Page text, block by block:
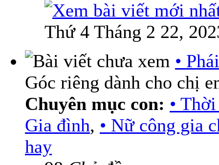
Thứ 4 Tháng 2 22,
•
Góc riêng dành cho chị
Chuyên mục con: •
Gia đình, • Nữ công gia
hay